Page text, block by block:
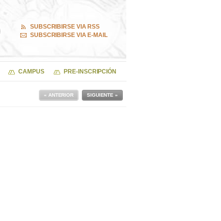
SUBSCRIBIRSE VIA RSS
SUBSCRIBIRSE VIA E-MAIL
CAMPUS PRE-INSCRIPCIÓN
SIGUIENTE »
« ANTERIOR